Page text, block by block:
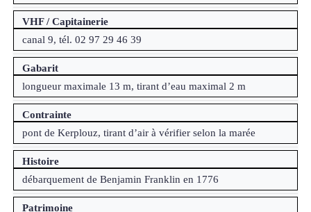
VHF / Capitainerie
canal 9, tél. 02 97 29 46 39
Gabarit
longueur maximale 13 m, tirant d’eau maximal 2 m
Contrainte
pont de Kerplouz, tirant d’air à vérifier selon la marée
Histoire
débarquement de Benjamin Franklin en 1776
Patrimoine